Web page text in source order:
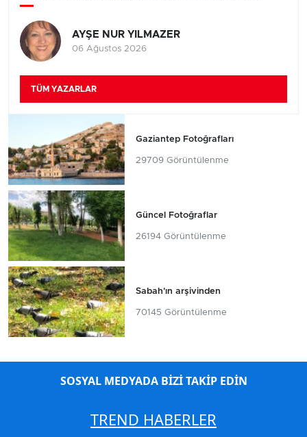
AYŞE NUR YILMAZER
06 Ağustos 2026
TÜM YAZARLAR
Gaziantep Fotoğrafları
29709 Görüntülenme
Güncel Fotoğraflar
26194 Görüntülenme
Sabah'ın arşivinden
70145 Görüntülenme
SOSYAL MEDYADA BİZİ TAKİP EDİN
TREND HABERLER